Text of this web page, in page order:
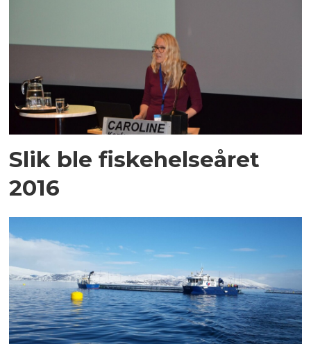
Slik ble fiskehelseåret
2016